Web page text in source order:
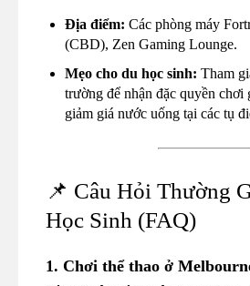
Địa điểm: Các phòng máy
(CBD), Zen Gaming Lounge.
Mẹo cho du học sinh: Tham
trường để nhận đặc quyền chơi
giảm giá nước uống tại các tụ
📌 Câu Hỏi Thường
Học Sinh (FAQ)
1. Chơi thể thao ở